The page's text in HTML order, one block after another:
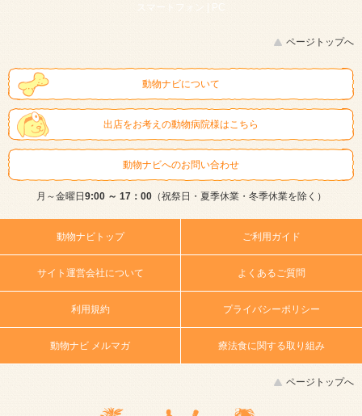
スマートフォン | PC
ページトップへ
動物ナビについて
出店をお考えの動物病院様はこちら
動物ナビへのお問い合わせ
月～金曜日9:00 ～ 17：00（祝祭日・夏季休業・冬季休業を除く）
動物ナビトップ ご利用ガイド
サイト運営会社について よくあるご質問
利用規約 プライバシーポリシー
動物ナビ メルマガ 療法食に関する取り組み
ページトップへ